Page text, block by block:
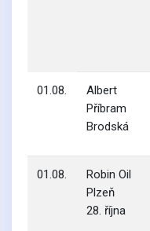
01.08.
Albert
Příbram
Brodská
01.08.
Robin Oil
Plzeň
28. října